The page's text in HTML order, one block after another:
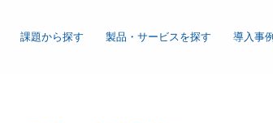
課題から探す 製品・サービスを探す 導入事